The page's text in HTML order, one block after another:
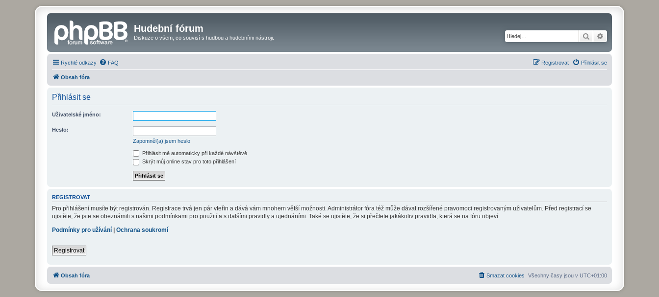
Hudební fórum
Diskuze o všem, co souvisí s hudbou a hudebními nástroji. Hledat
Rychlé odkazy FAQ Přihlásit se
Registrovat
Obsah fóra
Přihlásit se
Uživatelské jméno:
Heslo:
Zapomněl(a) jsem heslo
Přihlásit mě automaticky při každé návštěvě
Skrýt můj online stav pro toto přihlášení
REGISTROVAT
Pro přihlášení musíte být registrován. Registrace trvá jen pár vteřin a dává vám mnohem větší možnosti. Administrátor fóra též může dávat rozšířené pravomoci registrovaným uživatelům. Před registrací se
ujistěte, že jste se obeznámili s našimi podmínkami pro použití a s dalšími pravidly a ujednáními. Také se ujistěte, že si přečtete jakákoliv pravidla, která se na fóru objeví.
Podmínky pro užívání
Ochrana soukromí
Registrovat
Obsah fóra Všechny časy jsou v UTC+01:00
Smazat cookies